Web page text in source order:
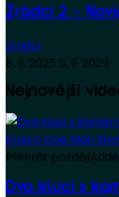
Zrádci 2 –
Zradci
5. 9. 2025 5. 9. 2025
Nejnovější
Přehrát později
Dva kluci s